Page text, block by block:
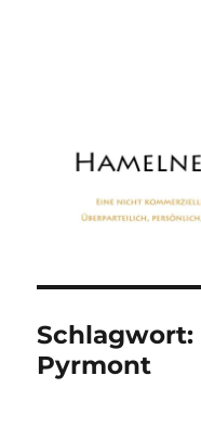
Schlagwort:
Pyrmont